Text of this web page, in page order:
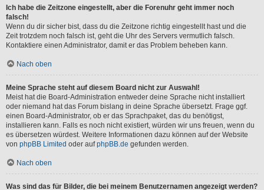
Ich habe die Zeitzone eingestellt, aber die Forenuhr geht immer noch
falsch!
Wenn du dir sicher bist, dass du die Zeitzone richtig eingestellt hast und die
Zeit trotzdem noch falsch ist, geht die Uhr des Servers vermutlich falsch.
Kontaktiere einen Administrator, damit er das Problem beheben kann.
Nach oben
Meine Sprache steht auf diesem Board nicht zur Auswahl!
Meist hat die Board-Administration entweder deine Sprache nicht installiert
oder niemand hat das Forum bislang in deine Sprache übersetzt. Frage ggf.
einen Board-Administrator, ob er das Sprachpaket, das du benötigst,
installieren kann. Falls es noch nicht existiert, würden wir uns freuen, wenn du
es übersetzen würdest. Weitere Informationen dazu können auf der Website
von phpBB Limited oder aufphpBB.de gefunden werden.
Nach oben
Was sind das für Bilder, die bei meinem Benutzernamen angezeigt werden?